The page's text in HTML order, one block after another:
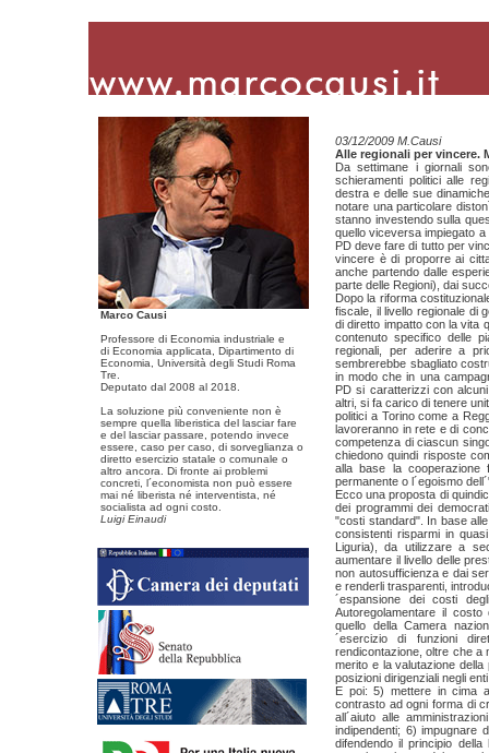
Marco Causi
Professore di Economia industriale e
di Economia applicata, Dipartimento di
Economia, Università degli Studi Roma
Tre.
Deputato dal 2008 al 2018.
La soluzione più conveniente non è
sempre quella liberistica del lasciar fare
e del lasciar passare, potendo invece
essere, caso per caso, di sorveglianza o
diretto esercizio statale o comunale o
altro ancora. Di fronte ai problemi
concreti, l´economista non può essere
mai né liberista né interventista, né
socialista ad ogni costo.
Luigi Einaudi
03/12/2009 M.Causi
Alle regionali per vincere.
Da settimane i giornali
schieramenti politici alle
destra e delle sue
notare una particolare
stanno investendo sulla
quello viceversa impiegato
PD deve fare di tutto per
vincere è di proporre ai
anche partendo dalle
parte delle Regioni), dai
Dopo la riforma
fiscale, il livello regionale di
di diretto impatto con la vita
contenuto specifico delle
regionali, per aderire a
sembrerebbe sbagliato
in modo che in una
PD si caratterizzi con
altri, si fa carico di tenere
politici a Torino come a
lavoreranno in rete e di
competenza di ciascun
chiedono quindi risposte
alla base la
permanente o l´egoismo
Ecco una proposta di
dei programmi dei
"costi standard". In base
consistenti risparmi in
Liguria), da utilizzare a
aumentare il livello delle
non autosufficienza e dai
e renderli trasparenti,
´espansione dei costi
Autoregolamentare il
quello della Camera
´esercizio di funzioni
rendicontazione, oltre che a
merito e la valutazione della
posizioni dirigenziali negli
E poi: 5) mettere in cima
contrasto ad ogni forma di
all´aiuto alle
indipendenti; 6) impugnare
difendendo il principio